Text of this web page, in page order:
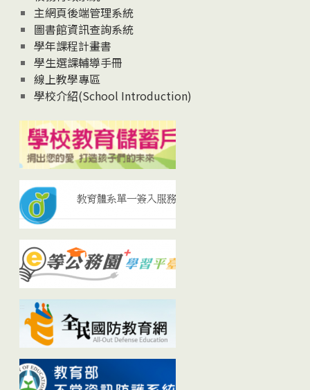
主網頁後端管理系統
圖書館資訊查詢系統
學年課程計畫書
學生選課輔導手冊
線上教學專區
學校介紹(School Introduction)